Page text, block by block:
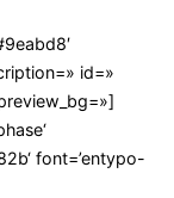
id=»
font=’entypo-